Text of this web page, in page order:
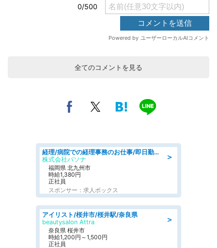
全てのコメントを見る
＞
経理/病院での経理事務のお仕事/即日勤務可/車通勤可/経理/一般事務
株式会社パソナ
福岡県 北九州市
時給1,380円
正社員
スポンサー：求人ボックス
＞
アイリスト/桜井市/桜井駅/奈良県
beautysalon Attra
奈良県 桜井市
時給1,200円～1,500円
正社員